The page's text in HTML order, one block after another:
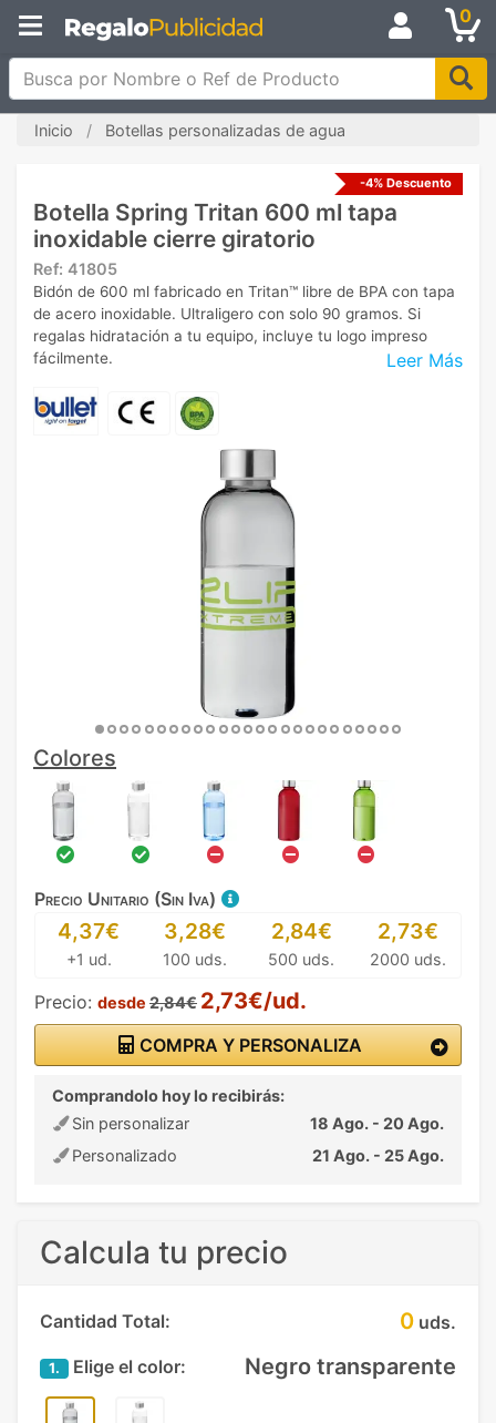
0
Busca por Nombre o Ref de Producto
Inicio Botellas personalizadas de agua
-4% Descuento
Botella Spring Tritan 600 ml tapa
inoxidable cierre giratorio
Ref: 41805
Leer Más
Bidón de 600 ml fabricado en Tritan™ libre de BPA con tapa
de acero inoxidable. Ultraligero con solo 90 gramos. Si
regalas hidratación a tu equipo, incluye tu logo impreso
fácilmente.
Colores
Precio Unitario (Sin Iva)
4,37€
+1 ud.
3,28€
100 uds.
2,84€
500 uds.
2,73€
2000 uds.
Precio: desde 2,84€ 2,73€/ud.
COMPRA Y PERSONALIZA
Comprandolo hoy lo recibirás:
Sin personalizar
18 Ago. - 20 Ago.
Personalizado
21 Ago. - 25 Ago.
Calcula tu precio
Cantidad Total: 0 uds.
1. Elige el color: Negro transparente